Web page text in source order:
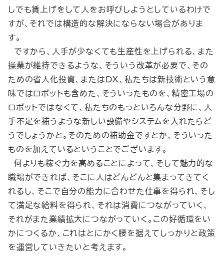
しでも賃上げをして人をお呼びしようとしているわけで
すが、それでは構造的な解決にならない場合がありま
す。
ですから、人手が少なくても生産性を上げられる、また
操業が維持できるような、そういう改革が必要で、その
ための省人化投資、またはＤＸ、私たちは新技術という意
味ではロボットも含めた、そういったものを、精密工場の
ロボットではなくて、私たちのもっといろんな分野に、人
手不足を補うような新しい設備やシステムを入れたらど
うでしょうかと。そのための補助金ですとか、そういった
ものを加えているということでございます。
何よりも稼ぐ力を高めることによって、そして魅力的な
職場ができれば、そこに人はどんどんと集まってきてく
れるし、そこで自分の能力に合わせた仕事を得られ、そし
て満足な給料を得られ、それは消費につながっていく、
それがまた業績拡大につながっていく。この好循環をい
かにつくるか、これはとにかく腰を据えてしっかりと政策
を運営していきたいと考えます。